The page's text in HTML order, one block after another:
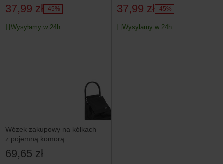
37,99 zł -45%
Wysyłamy w 24h
37,99 zł -45%
Wysyłamy w 24h
Wózek zakupowy na kółkach
z pojemną komorą
i kieszonkami
69,65 zł